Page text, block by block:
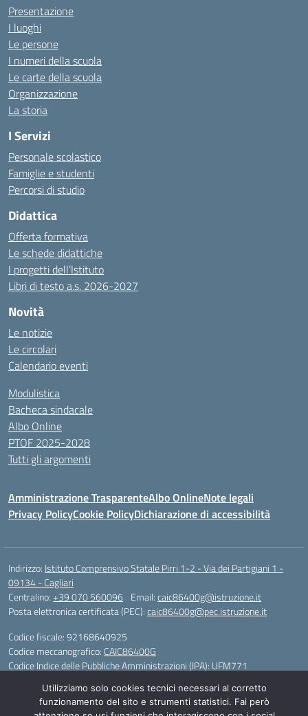
Presentazione
I luoghi
Le persone
I numeri della scuola
Le carte della scuola
Organizzazione
La storia
I Servizi
Personale scolastico
Famiglie e studenti
Percorsi di studio
Didattica
Offerta formativa
Le schede didattiche
I progetti dell’Istituto
Libri di testo a.s. 2026-2027
Novità
Le notizie
Le circolari
Calendario eventi
Modulistica
Bacheca sindacale
Albo Online
PTOF 2025-2028
Tutti gli argomenti
Amministrazione TrasparenteAlbo OnlineNote legali
Privacy PolicyCookie PolicyDichiarazione di accessibilità
Indirizzo: Istituto Comprensivo Statale Pirri 1-2 - Via dei Partigiani 1 -
09134 - Cagliari
Centralino:+39 070 560096 Email:caic86400g@istruzione.it
Posta elettronica certificata (PEC):caic86400g@pec.istruzione.it
Codice fiscale: 92168640925
Codice meccanografico: CAIC86400G
Codice Indice delle Pubbliche Amministrazioni (IPA): UFM771
IBAN - IT 46 W 0101504808000070626497
Utilizziamo solo cookies tecnici necessari al corretto
funzionamento del sito e strumenti statistici. Fai però